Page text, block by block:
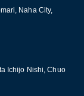
Naha City,
Ichijo Nishi, Chuo